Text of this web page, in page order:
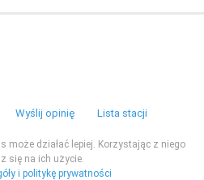
Wyślij opinię Lista stacji
może działać lepiej. Korzystając z niego
się na ich użycie.
i politykę prywatności